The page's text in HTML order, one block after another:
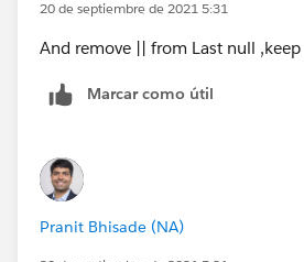
20 de septiembre de 2021 5:31
And remove || from Last null
Marcar como útil
Pranit Bhisade (NA)